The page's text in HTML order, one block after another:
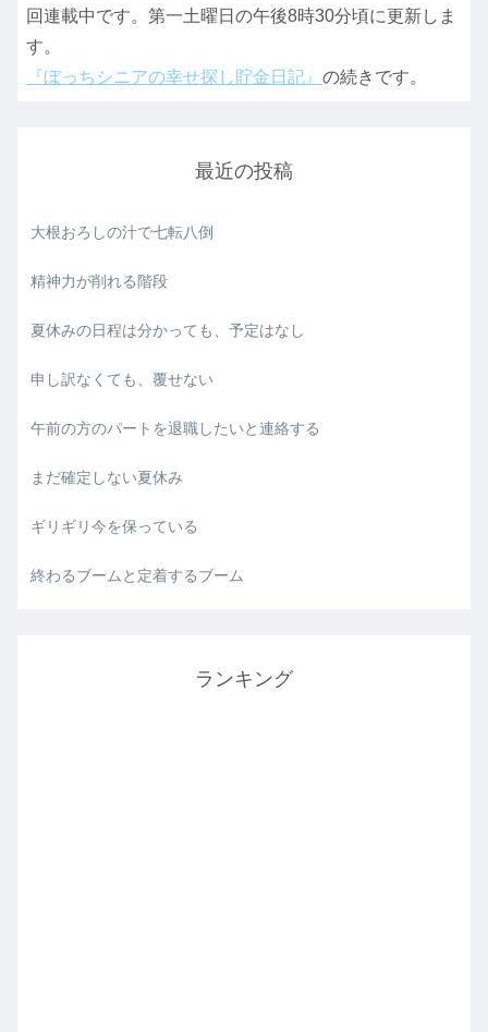
回連載中です。第一土曜日の午後8時30分頃に更新しま
す。
『ぼっちシニアの幸せ探し貯金日記』 の続きです。
最近の投稿
大根おろしの汁で七転八倒
精神力が削れる階段
夏休みの日程は分かっても、予定はなし
申し訳なくても、覆せない
午前の方のパートを退職したいと連絡する
まだ確定しない夏休み
ギリギリ今を保っている
終わるブームと定着するブーム
ランキング